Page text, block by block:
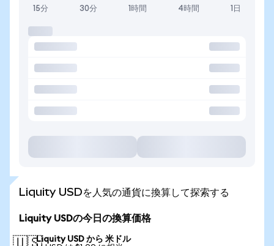
15分 30分 1時間 4時間 1日
Liquity USDを人気の通貨に換算して探索する
Liquity USDの今日の換算価格
Liquity USD から 米ドル